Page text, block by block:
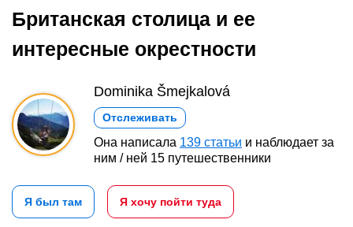
Британская столица и ее
интересные окрестности
Dominika Šmejkalová
Отслеживать
Она написала 139 статьи и наблюдает за
ним / ней 15 путешественники
Я был там Я хочу пойти туда